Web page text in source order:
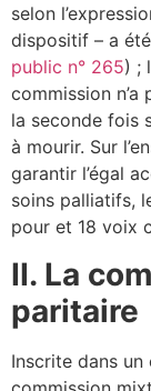
selon
dispositif – a
public n° 265) ;
commission
la seconde fois
à mourir. Sur
garantir l’égal
soins palliatifs,
pour et 18 voix
II. La
paritaire
Inscrite dans